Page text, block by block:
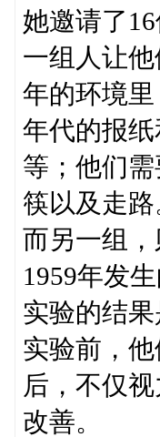
她邀请了
一组人让
年的环境
年代的报
等；他们
筷以及走路
而另一组
1959年发生
实验的结
实验前，
后，不仅
改善。